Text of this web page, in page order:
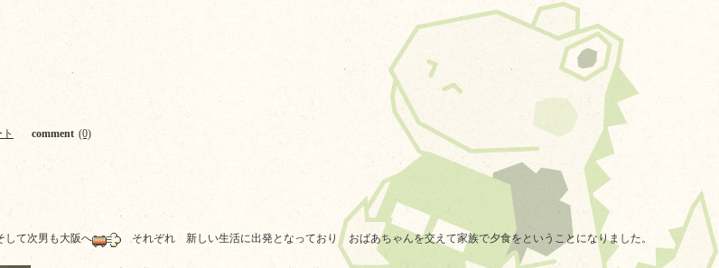
comment (0)
て次男も大阪へ それぞれ 新しい生活に出発となっており おばあちゃんを交えて家族で夕食をということになりました。